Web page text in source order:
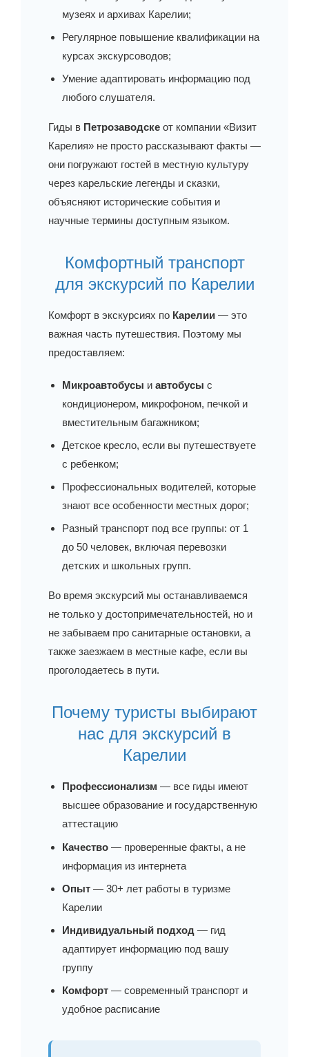
музеях и архивах Карелии;
Регулярное повышение квалификации на
курсах экскурсоводов;
Умение адаптировать информацию под
любого слушателя.
Гиды в Петрозаводске от компании «Визит
Карелия» не просто рассказывают факты —
они погружают гостей в местную культуру
через карельские легенды и сказки,
объясняют исторические события и
научные термины доступным языком.
Комфортный транспорт
для экскурсий по Карелии
Комфорт в экскурсиях по Карелии — это
важная часть путешествия. Поэтому мы
предоставляем:
Микроавтобусы и автобусы с
кондиционером, микрофоном, печкой и
вместительным багажником;
Детское кресло, если вы путешествуете
с ребенком;
Профессиональных водителей, которые
знают все особенности местных дорог;
Разный транспорт под все группы: от 1
до 50 человек, включая перевозки
детских и школьных групп.
Во время экскурсий мы останавливаемся
не только у достопримечательностей, но и
не забываем про санитарные остановки, а
также заезжаем в местные кафе, если вы
проголодаетесь в пути.
Почему туристы выбирают
нас для экскурсий в
Карелии
Профессионализм — все гиды имеют
высшее образование и государственную
аттестацию
Качество — проверенные факты, а не
информация из интернета
Опыт — 30+ лет работы в туризме
Карелии
Индивидуальный подход — гид
адаптирует информацию под вашу
группу
Комфорт — современный транспорт и
удобное расписание